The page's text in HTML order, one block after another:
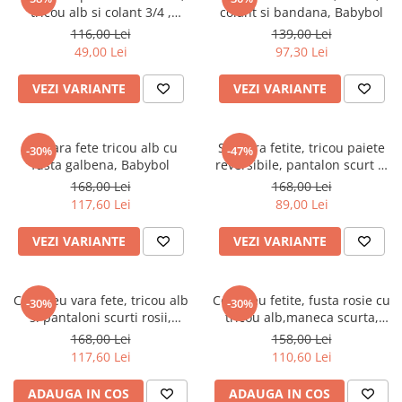
Compleu 2/3 piese maneca scurta
Costume baie/ Accesorii plaja
Geci/ Jachete
Pantaloni/Colanti/Fuste
Paturici/Prosoape
Rochite maneca scurta
Salopeta maneca lunga
Salopeta maneca scurta
Baieti 2-16 ani
Camasi/Sacouri/Veste
Costume baie/ Acesorii plaja
Geci primavara
Hanorace/Jachete jersey
Incaltaminte
Compleu 2 piese
Geci iarna/ Salopeta iarna
Salopeta bebe maneca lunga
Salopete / Geci iarna
Tricouri
Bebe fetita 0-24 luni
Caciuli/Manusi
Ciorapi/ Sosete
Geci/Salopeta zapada
Rochite
Fete 2-16 ani
tricou alb si colant 3/4 ,
turcoaz, Babybol
116,00 Lei
49,00 Lei
VEZI VARIANTE
colant si bandana, Babybol
139,00 Lei
97,30 Lei
VEZI VARIANTE
-30%
Set vara fete tricou alb cu
fusta galbena, Babybol
168,00 Lei
117,60 Lei
VEZI VARIANTE
-47%
Set vara fetite, tricou paiete
reversibile, pantalon scurt si
bandana denim, Babybol
168,00 Lei
89,00 Lei
VEZI VARIANTE
-30%
Compleu vara fete, tricou alb
si pantaloni scurti rosii,
broderie, Babybol
168,00 Lei
117,60 Lei
ADAUGA IN COS
-30%
Compleu fetite, fusta rosie cu
tricou alb,maneca scurta,
Babybol
158,00 Lei
110,60 Lei
ADAUGA IN COS